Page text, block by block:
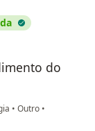
do
• Outro •